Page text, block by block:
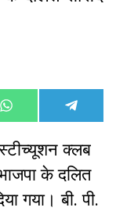
Share
on
WhatsAppShare
on
क्लब
के दलित
गया। बी. पी.